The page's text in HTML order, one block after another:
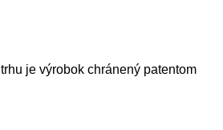
je výrobok chránený patentom